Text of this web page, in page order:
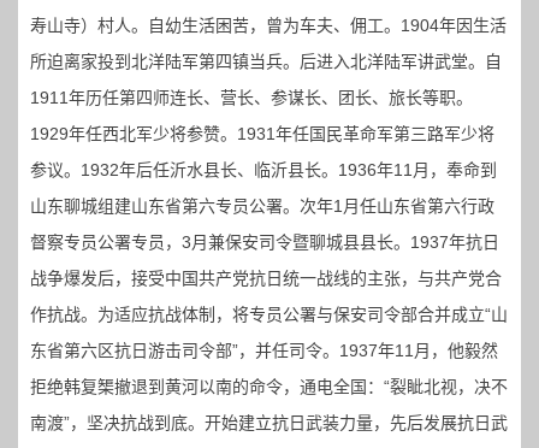
寿山寺）村人。自幼生活困苦，曾为车夫、佣工。1904年因生活
所迫离家投到北洋陆军第四镇当兵。后进入北洋陆军讲武堂。自
1911年历任第四师连长、营长、参谋长、团长、旅长等职。
1929年任西北军少将参赞。1931年任国民革命军第三路军少将
参议。1932年后任沂水县长、临沂县长。1936年11月，奉命到
山东聊城组建山东省第六专员公署。次年1月任山东省第六行政
督察专员公署专员，3月兼保安司令暨聊城县县长。1937年抗日
战争爆发后，接受中国共产党抗日统一战线的主张，与共产党合
作抗战。为适应抗战体制，将专员公署与保安司令部合并成立“山
东省第六区抗日游击司令部”，并任司令。1937年11月，他毅然
拒绝韩复榘撤退到黄河以南的命令，通电全国：“裂眦北视，决不
南渡”，坚决抗战到底。开始建立抗日武装力量，先后发展抗日武